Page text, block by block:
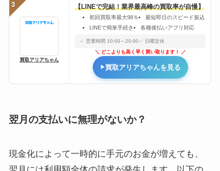
3
買取アリアちゃん
【LINEで完結！業界最高峰の買取率が自慢】
初回買取率最大98％
最短即日のスピード振込
LINEで簡単手続き
各種後払いアプリ対応
営業時間 10:00～20:00
日曜定休
どこよりも高く早く買い取ります！
買取アリアちゃんを見る
翌月の支払いに無理がないか？
現金化によって一時的に手元のお金が増えても、